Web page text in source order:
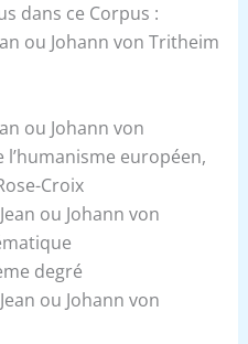
dans ce Corpus :
ou Johann von Tritheim
ou Johann von
européen,
Croix
ou Johann von
degré
ou Johann von